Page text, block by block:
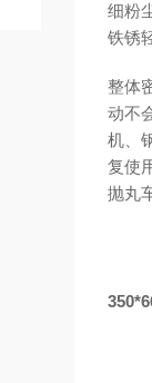
细粉
铁锈
整体
动不
机、
复使
抛丸